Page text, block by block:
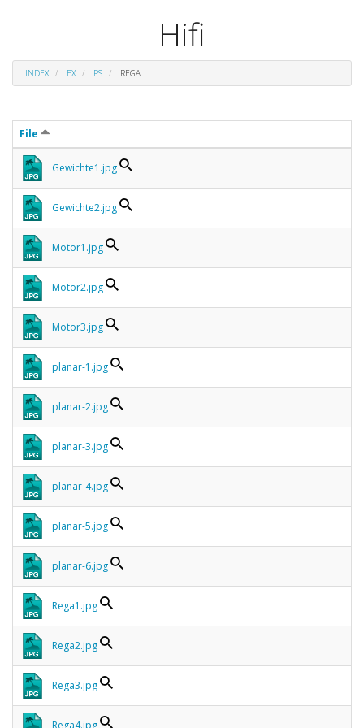
Hifi
INDEX EX PS REGA
File
Gewichte1.jpg
Gewichte2.jpg
Motor1.jpg
Motor2.jpg
Motor3.jpg
planar-1.jpg
planar-2.jpg
planar-3.jpg
planar-4.jpg
planar-5.jpg
planar-6.jpg
Rega1.jpg
Rega2.jpg
Rega3.jpg
Rega4.jpg